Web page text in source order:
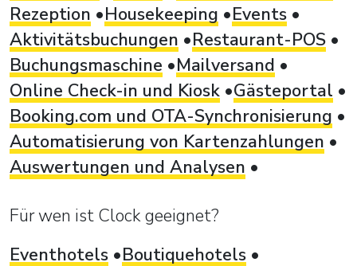
Rezeption
Housekeeping
Events
Aktivitätsbuchungen
Restaurant-POS
Buchungsmaschine
Mailversand
Online Check-in und Kiosk Gästeportal
Booking.com und OTA-Synchronisierung
Automatisierung von Kartenzahlungen
Auswertungen und Analysen
Für wen ist Clock geeignet?
Eventhotels
Boutiquehotels